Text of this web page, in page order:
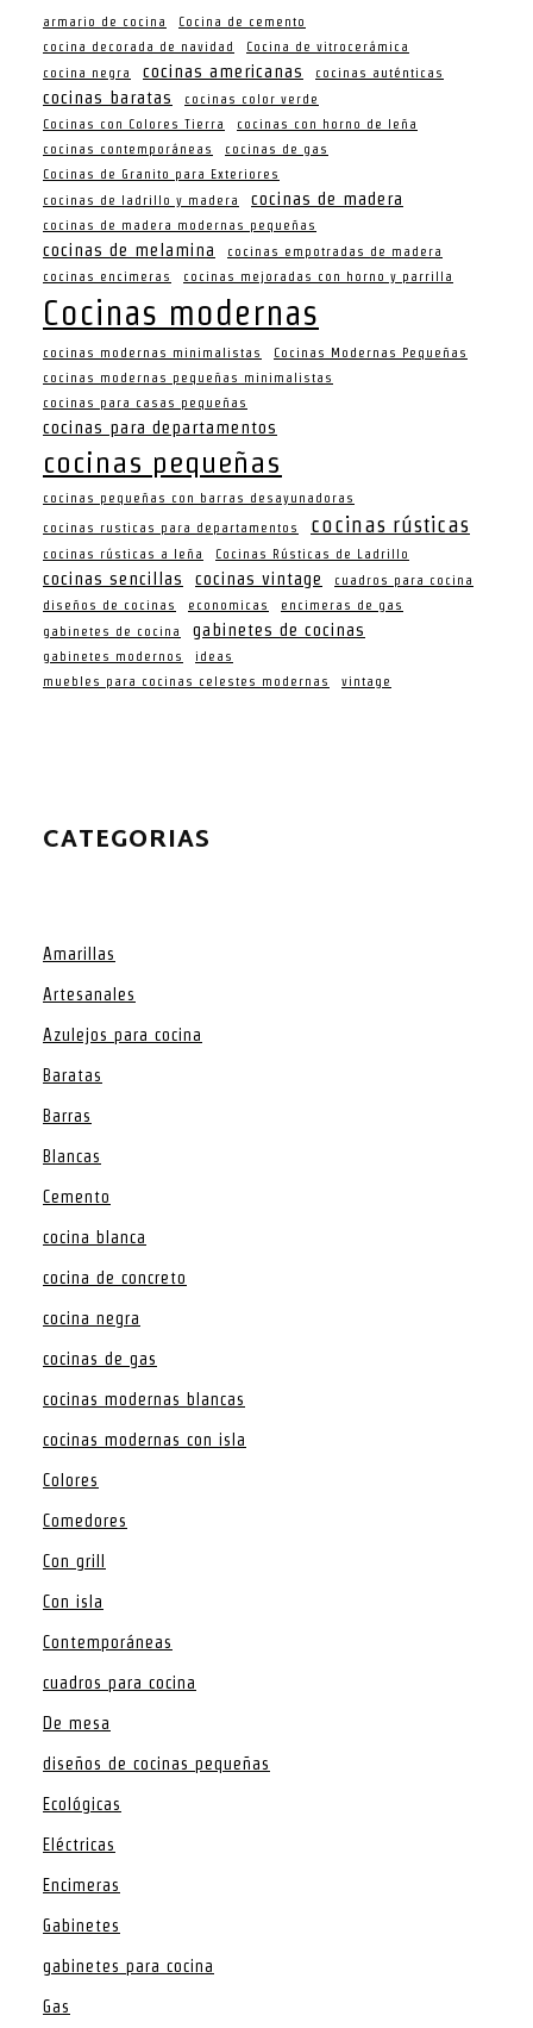
armario de cocina
Cocina de cemento
cocina decorada de navidad
Cocina de vitrocerámica
cocina negra
cocinas americanas cocinas auténticas
cocinas baratas
cocinas color verde
Cocinas con Colores Tierra
cocinas con horno de leña
cocinas contemporáneas
cocinas de gas
Cocinas de Granito para Exteriores
cocinas de ladrillo y madera
cocinas de madera
cocinas de madera modernas pequeñas
cocinas de melamina
cocinas empotradas de madera
cocinas encimeras
cocinas mejoradas con horno y parrilla
Cocinas modernas
cocinas modernas minimalistas
Cocinas Modernas Pequeñas
cocinas modernas pequeñas minimalistas
cocinas para casas pequeñas
cocinas para departamentos
cocinas pequeñas
cocinas pequeñas con barras desayunadoras
cocinas rusticas para departamentos cocinas rústicas
cocinas rústicas a leña Cocinas Rústicas de Ladrillo
cocinas sencillas cocinas vintage
cuadros para cocina
diseños de cocinas
economicas
encimeras de gas
gabinetes de cocina
gabinetes de cocinas
gabinetes modernos
ideas
muebles para cocinas celestes modernas
vintage
CATEGORIAS
Amarillas
Artesanales
Azulejos para cocina
Baratas
Barras
Blancas
Cemento
cocina blanca
cocina de concreto
cocina negra
cocinas de gas
cocinas modernas blancas
cocinas modernas con isla
Colores
Comedores
Con grill
Con isla
Contemporáneas
cuadros para cocina
De mesa
diseños de cocinas pequeñas
Ecológicas
Eléctricas
Encimeras
Gabinetes
gabinetes para cocina
Gas